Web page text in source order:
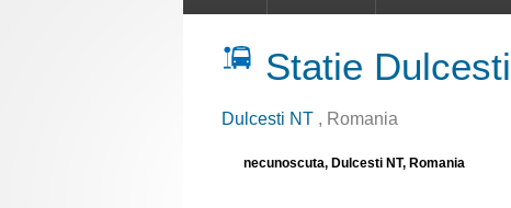
Statie Dulcesti
Dulcesti NT , Romania
necunoscuta, Dulcesti NT, Romania